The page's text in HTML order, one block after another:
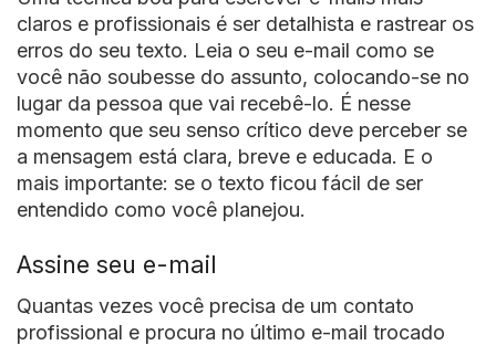
claros e profissionais é ser detalhista e rastrear os
erros do seu texto. Leia o seu e-mail como se
você não soubesse do assunto, colocando-se no
lugar da pessoa que vai recebê-lo. É nesse
momento que seu senso crítico deve perceber se
a mensagem está clara, breve e educada. E o
mais importante: se o texto ficou fácil de ser
entendido como você planejou.
Assine seu e-mail
Quantas vezes você precisa de um contato
profissional e procura no último e-mail trocado